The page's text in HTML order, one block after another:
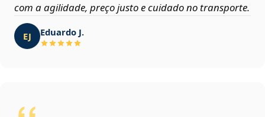
com a agilidade, preço justo e cuidado no transporte.
EJ Eduardo J.